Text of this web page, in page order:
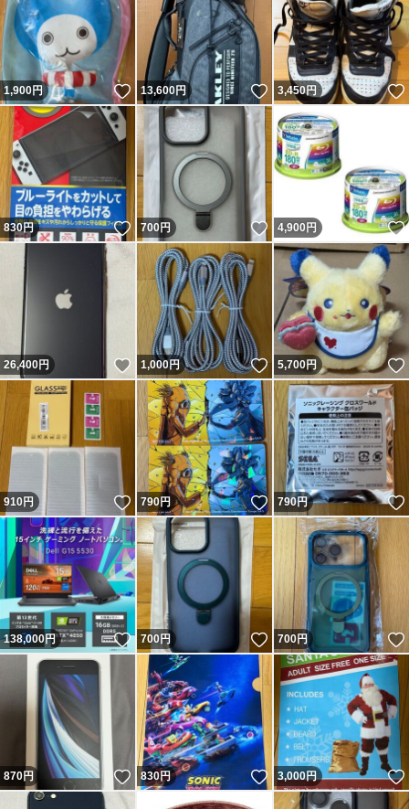
1,900円 いいね！
13,600円 いいね！
3,450円
830円 いいね！
700円 いいね！
4,900 円
26,400円 いいね！
1,000円 いいね！
5,700円
910円 いいね！
790円 いいね！
790円
138,000円 いいね！
700円 いいね！
700円
870円 いいね！
830円 いいね！
3,000円